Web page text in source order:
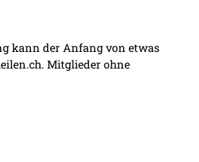
kann der Anfang von etwas
Mitglieder ohne